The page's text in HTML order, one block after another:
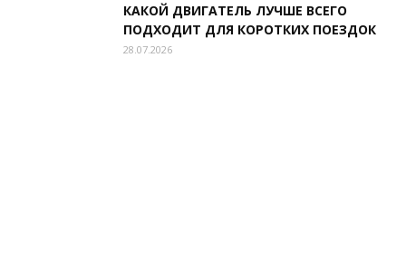
КАКОЙ ДВИГАТЕЛЬ ЛУЧШЕ ВСЕГО
ПОДХОДИТ ДЛЯ КОРОТКИХ ПОЕЗДОК
28.07.2026